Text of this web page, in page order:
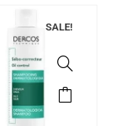
SALE!